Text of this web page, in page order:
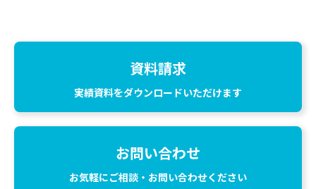
資料請求
実績資料をダウンロードいただけます
お問い合わせ
お気軽にご相談・お問い合わせください